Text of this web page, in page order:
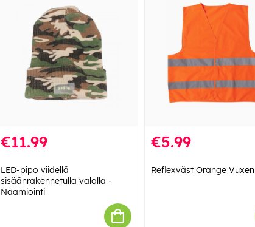
€11.99
LED-pipo viidellä
sisäänrakennetulla valolla -
Naamiointi
€5.99
Reflexväst Orange Vuxen